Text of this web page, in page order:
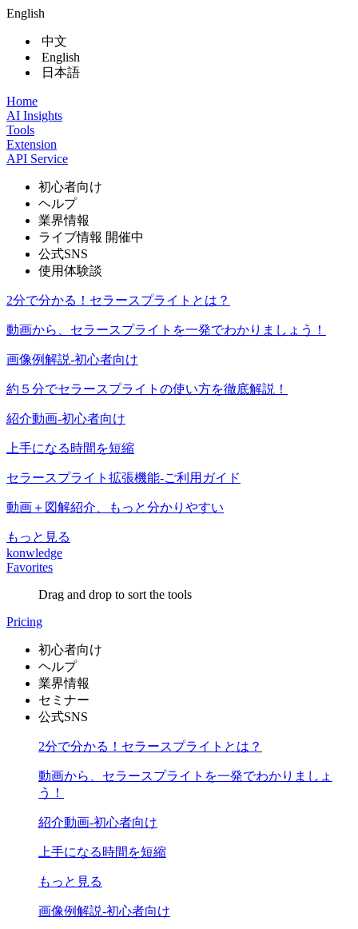
English
中文
English
日本語
Home
AI Insights
Tools
Extension
API Service
初心者向け
ヘルプ
業界情報
ライブ情報 開催中
公式SNS
使用体験談
2分で分かる！セラースプライトとは？
動画から、セラースプライトを一発でわかりましょう！
画像例解説-初心者向け
約５分でセラースプライトの使い方を徹底解説！
紹介動画-初心者向け
上手になる時間を短縮
セラースプライト拡張機能-ご利用ガイド
動画＋図解紹介、もっと分かりやすい
もっと見る
konwledge
Favorites
Drag and drop to sort the tools
Pricing
初心者向け
ヘルプ
業界情報
セミナー
公式SNS
2分で分かる！セラースプライトとは？
動画から、セラースプライトを一発でわかりましょ
う！
紹介動画-初心者向け
上手になる時間を短縮
もっと見る
画像例解説-初心者向け